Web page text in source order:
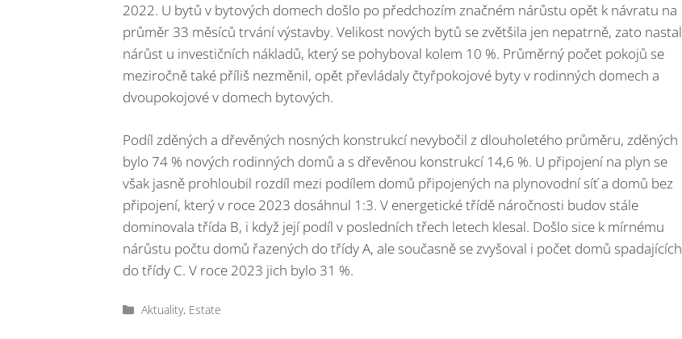
2022. U bytů v bytových domech došlo po předchozím značném nárůstu opět k návratu na
průměr 33 měsíců trvání výstavby. Velikost nových bytů se zvětšila jen nepatrně, zato nastal
nárůst u investičních nákladů, který se pohyboval kolem 10 %. Průměrný počet pokojů se
meziročně také příliš nezměnil, opět převládaly čtyřpokojové byty v rodinných domech a
dvoupokojové v domech bytových.
Podíl zděných a dřevěných nosných konstrukcí nevybočil z dlouholetého průměru, zděných
bylo 74 % nových rodinných domů a s dřevěnou konstrukcí 14,6 %. U připojení na plyn se
však jasně prohloubil rozdíl mezi podílem domů připojených na plynovodní síť a domů bez
připojení, který v roce 2023 dosáhnul 1:3. V energetické třídě náročnosti budov stále
dominovala třída B, i když její podíl v posledních třech letech klesal. Došlo sice k mírnému
nárůstu počtu domů řazených do třídy A, ale současně se zvyšoval i počet domů spadajících
do třídy C. V roce 2023 jich bylo 31 %.
Rubriky
Aktuality, Estate